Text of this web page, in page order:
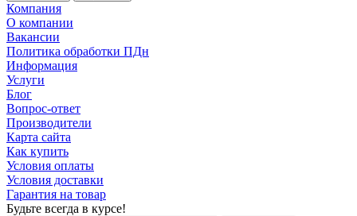
Компания
О компании
Вакансии
Политика обработки ПДн
Информация
Услуги
Блог
Вопрос-ответ
Производители
Карта сайта
Как купить
Условия оплаты
Условия доставки
Гарантия на товар
Будьте всегда в курсе!